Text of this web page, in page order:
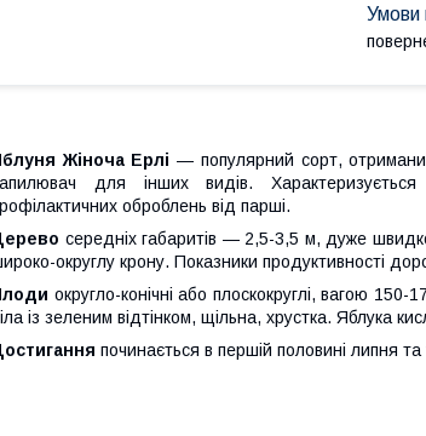
Жіноча Ерлі — популярний сорт,
для інших видів.
оброблень від парші.
середніх габаритів — 2,5-3,5 м, дуже
округлу крону. Показники продуктивності
округло-конічні або плоскокруглі, вагою
із зеленим відтінком, щільна, хрустка. Яблука
починається в першій половині липня